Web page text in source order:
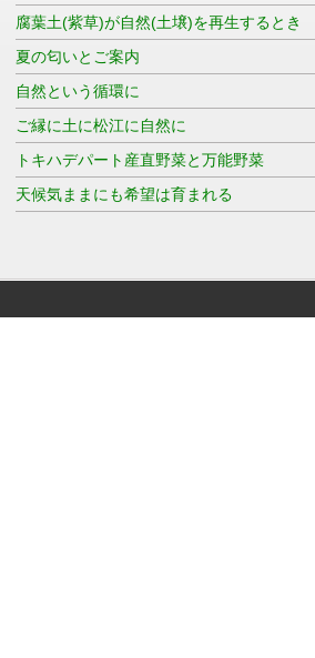
腐葉土(紫草)が自然(土壌)を再生するとき
夏の匂いとご案内
自然という循環に
ご縁に土に松江に自然に
トキハデパート産直野菜と万能野菜
天候気ままにも希望は育まれる